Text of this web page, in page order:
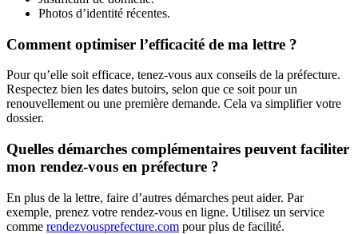
Photos d’identité récentes.
Comment optimiser l’efficacité de ma lettre ?
Pour qu’elle soit efficace, tenez-vous aux conseils de la préfecture.
Respectez bien les dates butoirs, selon que ce soit pour un
renouvellement ou une première demande. Cela va simplifier votre
dossier.
Quelles démarches complémentaires peuvent faciliter
mon rendez-vous en préfecture ?
En plus de la lettre, faire d’autres démarches peut aider. Par
exemple, prenez votre rendez-vous en ligne. Utilisez un service
comme rendezvousprefecture.com pour plus de facilité.